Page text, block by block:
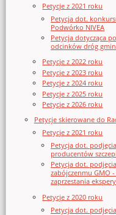
Petycje z 2021 roku
Petycja dot.
Podwórko NIVEA
Petycja dotycząca
odcinków dróg
Petycje z 2022 roku
Petycje z 2023 roku
Petycje z 2024 roku
Petycje z 2025 roku
Petycje z 2026 roku
Petycje skierowane do
Petycje z 2021 roku
Petycja dot.
producentów
Petycja dot.
zabójczenmu GMO
zaprzestania
Petycje z 2020 roku
Petycja dot.